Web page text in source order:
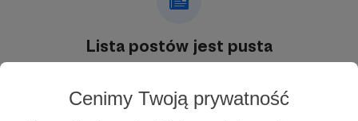
Cenimy Twoją prywatność
Lista postów jest pusta